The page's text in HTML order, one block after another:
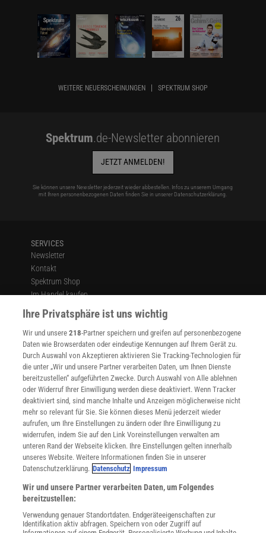
WEITERE NEUERSCHEINUNGEN SPEKTRUM SHOP
Spektrum.de-Newsletter abonnieren
JETZT ANMELDEN!
Sie können unsere Newsletter jederzeit wieder abbestellen. Infos zu unserem Umgang
mit Ihren personenbezogenen Daten finden Sie in unserer Datenschutzerklärung.
SERVICES
Newsletter
Kontakt
Spektrum Shop
Im Handel kaufen
Presse
Verträge kündigen
Widerruf
INFO
Mediadaten
Datenschutz
Nutzungsbedingungen
Cookie-Einstellungen
Utiq verwalten
Nutzungsbasierte Onlinewerbung
Alle Artikel
Impressum
Angebote für Schulen
Angebote für Institutionen
Sprachen lernen mit Gymglish
Lexika
Ihre Privatsphäre ist uns wichtig
Wir und unsere218-Partner speichern und greifen auf personenbezogene
Daten wie Browserdaten oder eindeutige Kennungen auf Ihrem Gerät zu.
Durch Auswahl von Akzeptieren aktivieren Sie Tracking-Technologien für
die unter „Wir und unsere Partner verarbeiten Daten, um Ihnen Dienste
bereitzustellen“ aufgeführten Zwecke. Durch Auswahl von Alle ablehnen
oder Widerruf Ihrer Einwilligung werden diese deaktiviert. Wenn Tracker
deaktiviert sind, sind manche Inhalte und Anzeigen möglicherweise nicht
mehr so relevant für Sie. Sie können dieses Menü jederzeit wieder
aufrufen, um Ihre Einstellungen zu ändern oder Ihre Einwilligung zu
widerrufen, indem Sie auf den Link Voreinstellungen verwalten am
unteren Rand der Webseite klicken. Ihre Einstellungen gelten innerhalb
unseres Website. Weitere Informationen finden Sie in unserer
Datenschutzerklärung. Datenschutz Impressum
Wir und unsere Partner verarbeiten Daten, um Folgendes
bereitzustellen:
Verwendung genauer Standortdaten. Endgeräteeigenschaften zur
Identifikation aktiv abfragen. Speichern von oder Zugriff auf